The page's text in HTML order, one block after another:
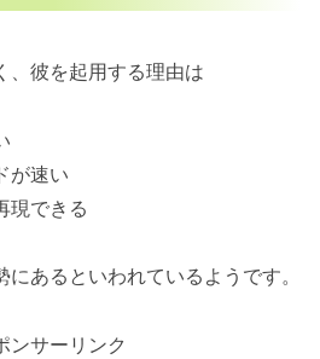
、彼を起用する理由は
が速い
現できる
あるといわれているようです。
ンサーリンク